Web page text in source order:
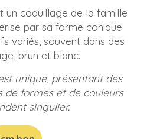
un coquillage de la famille
par sa forme conique
variés, souvent dans des
brun et blanc.
unique, présentant des
de formes et de couleurs
singulier.